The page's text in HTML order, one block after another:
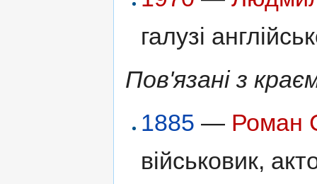
галузі
Пов'язані з
1885 — Роман
військовик,